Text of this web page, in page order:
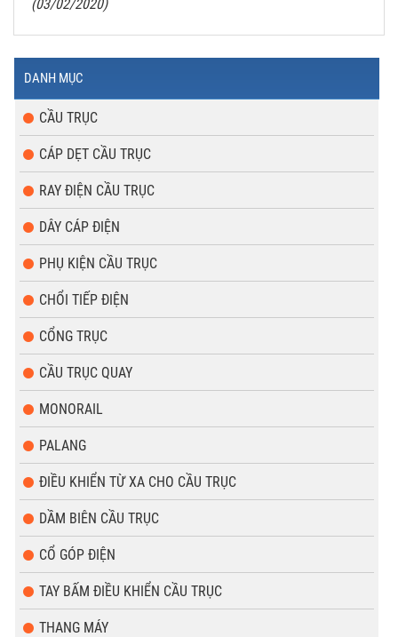
(03/02/2020)
DANH MỤC
CẦU TRỤC
CÁP DẸT CẦU TRỤC
RAY ĐIỆN CẦU TRỤC
DÂY CÁP ĐIỆN
PHỤ KIỆN CẦU TRỤC
CHỔI TIẾP ĐIỆN
CỔNG TRỤC
CẦU TRỤC QUAY
MONORAIL
PALANG
ĐIỀU KHIỂN TỪ XA CHO CẦU TRỤC
DẦM BIÊN CẦU TRỤC
CỔ GÓP ĐIỆN
TAY BẤM ĐIỀU KHIỂN CẦU TRỤC
THANG MÁY